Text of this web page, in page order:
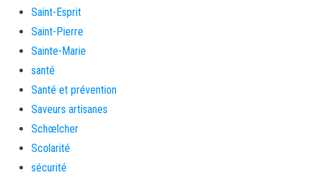
Saint-Esprit
Saint-Pierre
Sainte-Marie
santé
Santé et prévention
Saveurs artisanes
Schœlcher
Scolarité
sécurité